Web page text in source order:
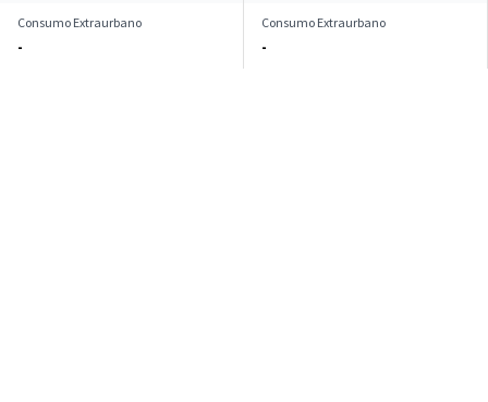
Consumo Extraurbano
-
Consumo Extraurbano
-